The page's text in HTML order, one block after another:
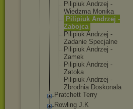
Pilipiuk Andrzej -
Wiedzma Monika
Pilipiuk Andrzej -
Zabojca
Pilipiuk Andrzej -
Zadanie Specjalne
Pilipiuk Andrzej -
Zamek
Pilipiuk Andrzej -
Zatoka
Pilipiuk Andrzej -
Zbrodnia Doskonala
Pratchett Terry
Rowling J.K